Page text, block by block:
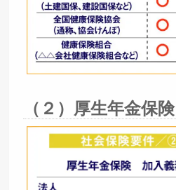
（２）厚生年金保険